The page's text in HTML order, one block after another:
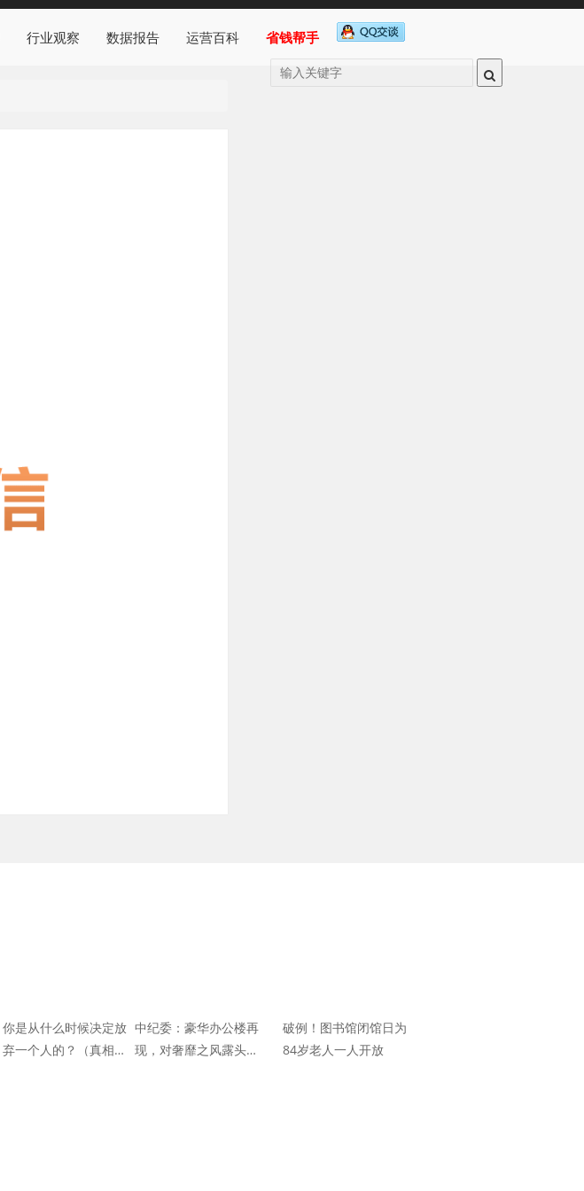
行业观察 数据报告 运营百科 省钱帮手
你是从什么时候决定放
弃一个人的？（真相扎
中纪委：豪华办公楼再
现，对奢靡之风露头就
破例！图书馆闭馆日为
84岁老人一人开放